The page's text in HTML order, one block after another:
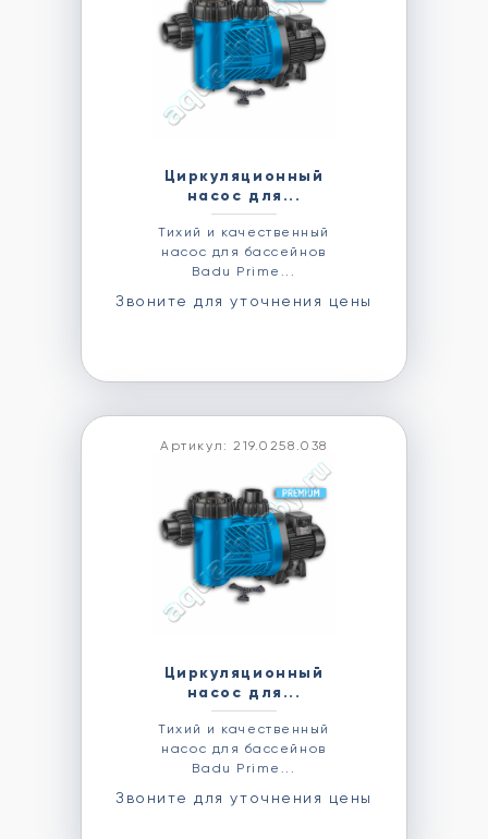
Циркуляционный
насос для...
Тихий и качественный
насос для бассейнов
Badu Prime...
Звоните для уточнения цены
Артикул: 219.0258.038
Циркуляционный
насос для...
Тихий и качественный
насос для бассейнов
Badu Prime...
Звоните для уточнения цены